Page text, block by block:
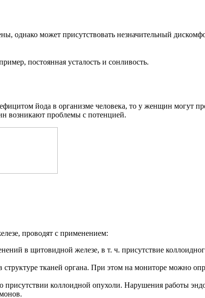
однако может присутствовать незначительный
постоянная усталость и сонливость.
йода в организме человека, то у женщин могут
возникают проблемы с потенцией.
проводят с применением:
в щитовидной железе, в т. ч. присутствие
тканей органа. При этом на мониторе можно
присутствии коллоидной опухоли. Нарушения работы